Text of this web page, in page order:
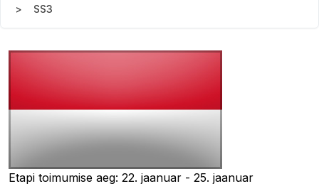
SS3
Etapi toimumise aeg: 22. jaanuar - 25. jaanuar